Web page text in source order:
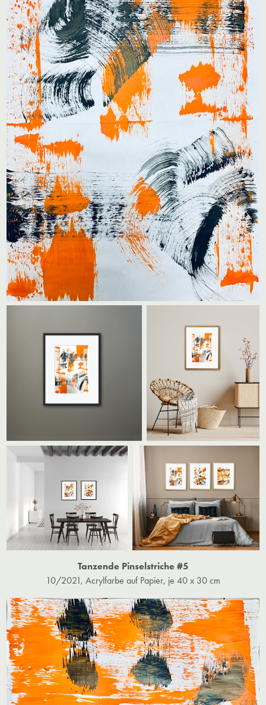
Tanzende Pinselstriche #5
10/2021, Acrylfarbe auf Papier, je 40 x 30 cm